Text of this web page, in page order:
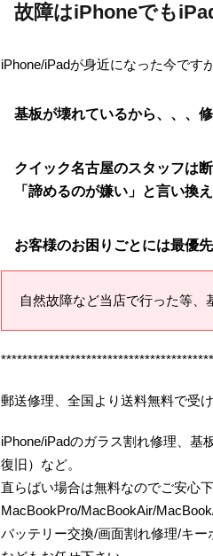
故障はiPhoneでも
iPhone/iPadが身近になった今です
基板が壊れているから、、、
クイック名古屋のスタッフは
「諦めるのが嫌い」と言い換
お客様のお困りごとには最優
自然故障など当店で行った等、
郵送修理、全国より送料無料で受け
iPhone/iPadのガラス割れ修理、基
復旧）など。
直らばい場合は無料なのでご安心下
MacBookPro/MacBookAir/
バッテリー交換/画面割れ修理/キ